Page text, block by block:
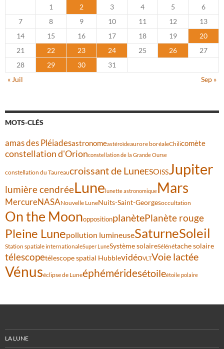
1
2 3 4 5
6
7
8 9 10 11 12
13
14
15 16 17 18 19
20
21
22 23 24 25 26
27
28
29 30
31
« Juil
Sep »
MOTS-CLÉS
amas des Pléiadesastronomeastéroïdeaurore boréaleChilicomète
constellation d'Orionconstellation de la Grande Ourse
constellation du Taureaucroissant de LuneESOISSJupiter
lumière cendréeLune lunette astronomiqueMars
MercureNASANouvelle LuneNuits-Saint-Georgesoccultation
On the MoonoppositionplanètePlanète rouge
Pleine Lunepollution lumineuseSaturneSoleil
Station spatiale internationaleSuper LuneSystème solaireSélénétache solaire
télescopetélescope spatial HubblevidéoVLTVoie lactée
Vénuséclipse de Luneéphéméridesétoileétoile polaire
LA LUNE